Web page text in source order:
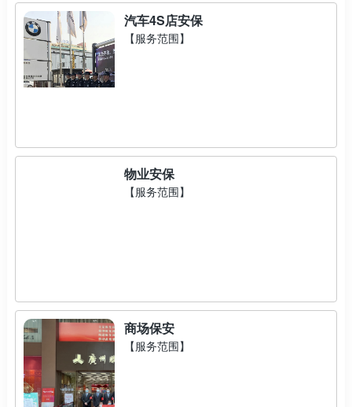
汽车4S店安保
【服务范围】
物业安保
【服务范围】
商场保安
【服务范围】